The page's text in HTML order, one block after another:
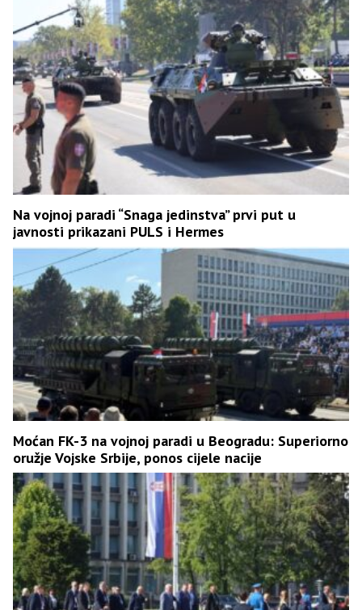
Na vojnoj paradi “Snaga jedinstva” prvi put u
javnosti prikazani PULS i Hermes
Moćan FK-3 na vojnoj paradi u Beogradu: Superiorno
oružje Vojske Srbije, ponos cijele nacije